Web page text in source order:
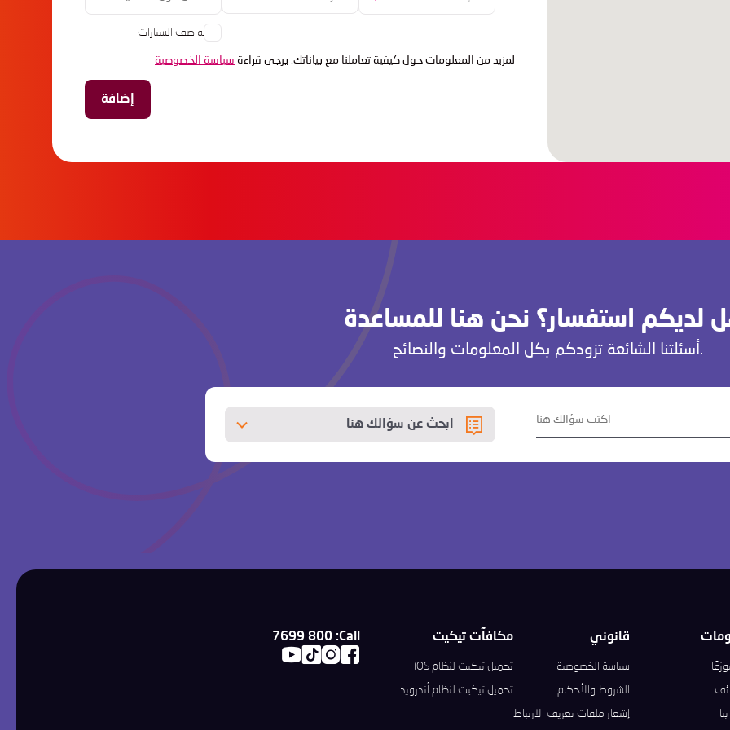
خدمة صف السيارات
لمزيد من المعلومات حول كيفية تعاملنا مع بياناتك. يرجى قراءة سياسة الخصوصية
أسئلتنا الشائعة تزودكم بكل المعلومات والنصائح.
ابحث عن سؤالك هنا
قانوني
سياسة الخصوصية
الشروط والأحكام
إشعار ملفات تعريف الارتباط
مكافآت تيكيت
تحميل تيكيت لنظام iOS
تحميل تيكيت لنظام أندرويد
Call:
800 7699